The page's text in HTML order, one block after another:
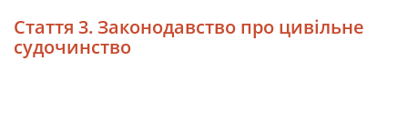
Стаття 3. Законодавство про цивільне
судочинство